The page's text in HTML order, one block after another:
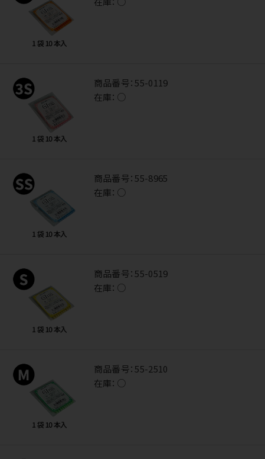
商品番号：55-0119
在庫： ○
商品番号：55-8965
在庫： ○
商品番号：55-0519
在庫： ○
商品番号：55-2510
在庫： ○